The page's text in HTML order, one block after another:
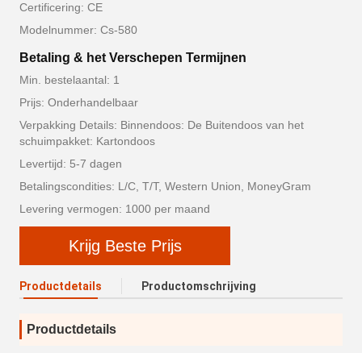
Certificering: CE
Modelnummer: Cs-580
Betaling & het Verschepen Termijnen
Min. bestelaantal: 1
Prijs: Onderhandelbaar
Verpakking Details: Binnendoos: De Buitendoos van het
schuimpakket: Kartondoos
Levertijd: 5-7 dagen
Betalingscondities: L/C, T/T, Western Union, MoneyGram
Levering vermogen: 1000 per maand
Krijg Beste Prijs
Productdetails Productomschrijving
Productdetails